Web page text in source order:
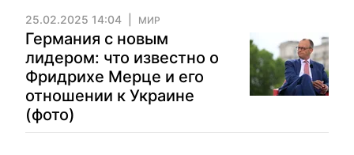
25.02.2025 14:04 МИР
Германия с новым
лидером: что известно о
Фридрихе Мерце и его
отношении к Украине
(фото)